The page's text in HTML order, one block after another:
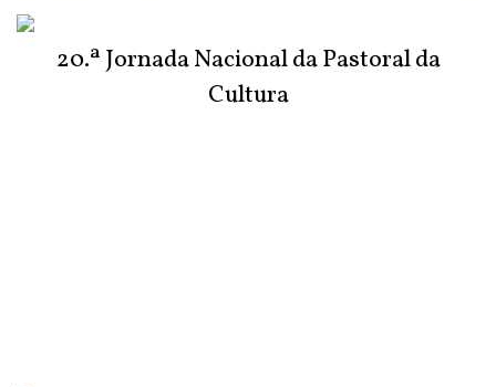
20.ª Jornada Nacional da Pastoral da
Cultura